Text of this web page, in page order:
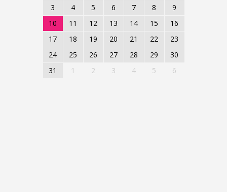
3
4 5 6 7 8
9
10
11 12 13 14 15
16
17
18 19 20 21 22
23
24
25 26 27 28 29
30
31
1 2 3 4 5 6